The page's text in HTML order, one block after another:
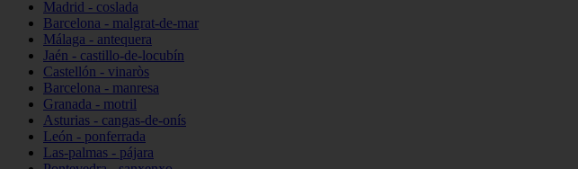
Madrid - coslada
Barcelona - malgrat-de-mar
Málaga - antequera
Jaén - castillo-de-locubín
Castellón - vinaròs
Barcelona - manresa
Granada - motril
Asturias - cangas-de-onís
León - ponferrada
Las-palmas - pájara